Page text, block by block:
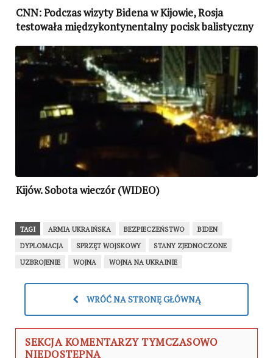
CNN: Podczas wizyty Bidena w Kijowie, Rosja
testowała międzykontynentalny pocisk balistyczny
Kijów. Sobota wieczór (WIDEO)
TAGI ARMIA UKRAIŃSKA BEZPIECZEŃSTWO
BIDEN
DYPLOMACJA
SPRZĘT WOJSKOWY
STANY ZJEDNOCZONE
UZBROJENIE
WOJNA WOJNA NA UKRAINIE
WRÓĆ NA STRONĘ GŁÓWNĄ
SEKCJA KOMENTARZY TYMCZASOWO
NIEDOSTĘPNA